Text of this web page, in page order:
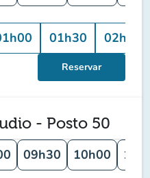
01h30 02h00
Reservar
- Posto 50
09h30 10h00